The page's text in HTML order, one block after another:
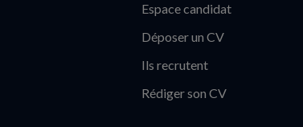
Espace candidat
Déposer un CV
Ils recrutent
Rédiger son CV